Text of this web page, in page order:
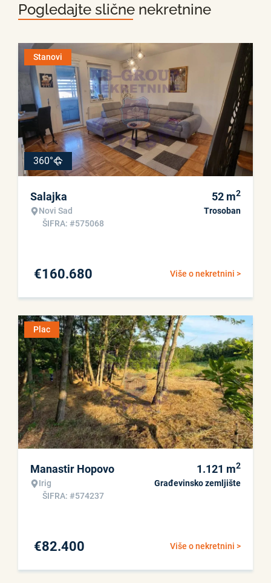
Pogledajte slične nekretnine
Stanovi
360°
Salajka
Novi Sad
ŠIFRA: #575068
52 m2
Trosoban
Više o nekretnini >
€160.680
Plac
Manastir Hopovo
Irig
ŠIFRA: #574237
1.121 m2
Građevinsko zemljište
Više o nekretnini >
€82.400